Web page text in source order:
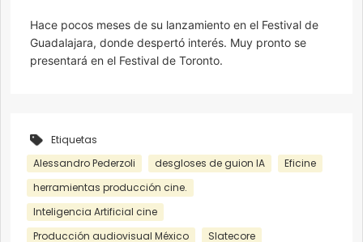
Hace pocos meses de su lanzamiento en el Festival de
Guadalajara, donde despertó interés. Muy pronto se
presentará en el Festival de Toronto.
Etiquetas
Alessandro Pederzoli
desgloses de guion IA
Eficine
herramientas producción cine.
Inteligencia Artificial cine
Producción audiovisual México
Slatecore